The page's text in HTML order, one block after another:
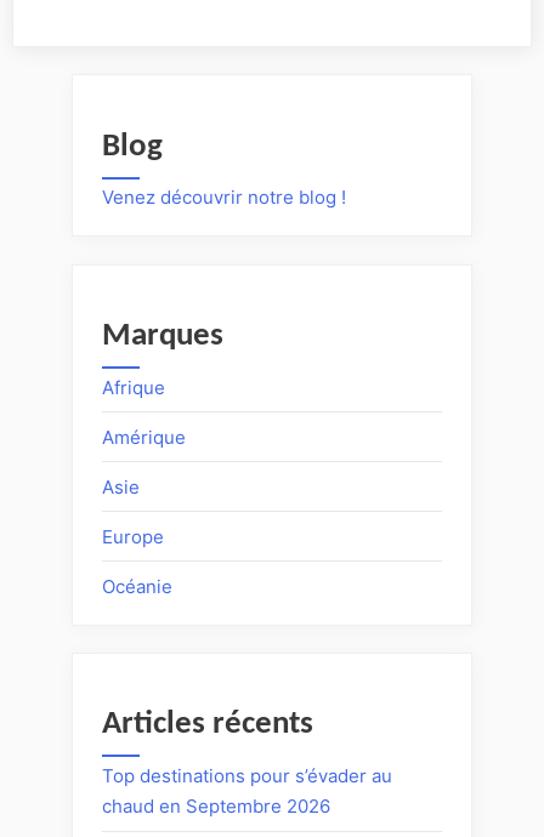
Blog
Venez découvrir notre blog !
Marques
Afrique
Amérique
Asie
Europe
Océanie
Articles récents
Top destinations pour s’évader au
chaud en Septembre 2026